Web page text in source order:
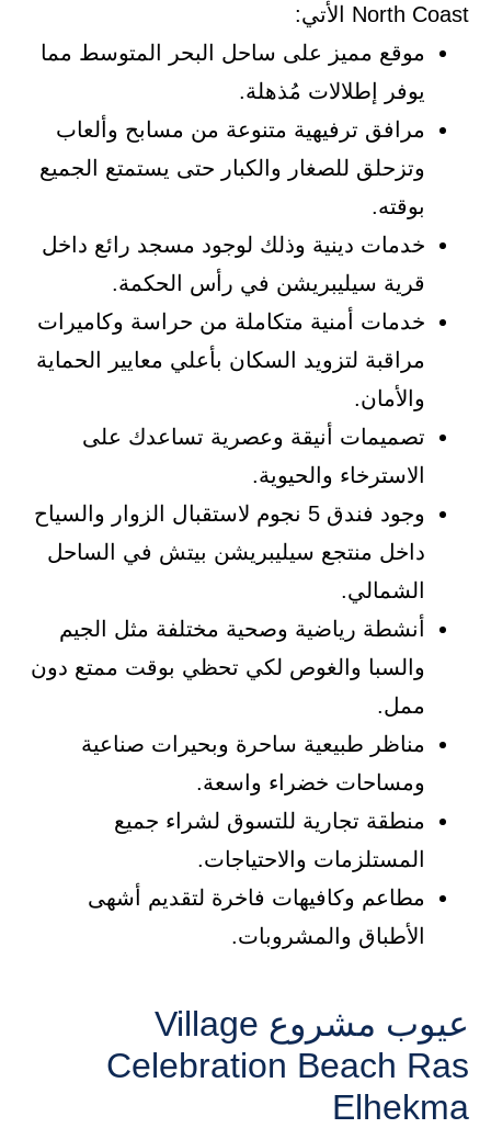
North Coast الأتي:
موقع مميز على ساحل البحر المتوسط مما
يوفر إطلالات مُذهلة.
مرافق ترفيهية متنوعة من مسابح وألعاب
وتزحلق للصغار والكبار حتى يستمتع الجميع
بوقته.
خدمات دينية وذلك لوجود مسجد رائع داخل
قرية سيليبريشن في رأس الحكمة.
خدمات أمنية متكاملة من حراسة وكاميرات
مراقبة لتزويد السكان بأعلي معايير الحماية
والأمان.
تصميمات أنيقة وعصرية تساعدك على
الاسترخاء والحيوية.
وجود فندق 5 نجوم لاستقبال الزوار والسياح
داخل منتجع سيليبريشن بيتش في الساحل
الشمالي.
أنشطة رياضية وصحية مختلفة مثل الجيم
والسبا والغوص لكي تحظي بوقت ممتع دون
ممل.
مناظر طبيعية ساحرة وبحيرات صناعية
ومساحات خضراء واسعة.
منطقة تجارية للتسوق لشراء جميع
المستلزمات والاحتياجات.
مطاعم وكافيهات فاخرة لتقديم أشهى
الأطباق والمشروبات.
عيوب مشروع Village
Celebration Beach Ras
Elhekma